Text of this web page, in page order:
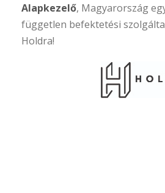
Alapkezelő, Magyarország
független befektetési
Holdra!